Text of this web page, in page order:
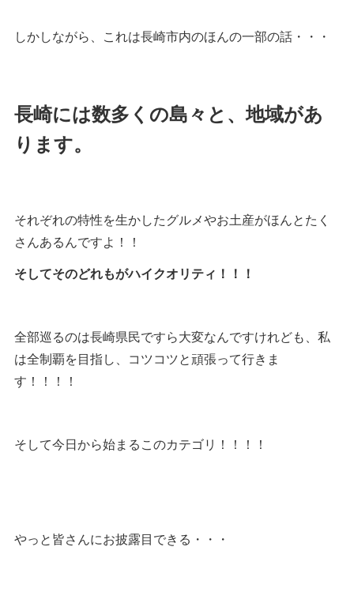
しかしながら、これは長崎市内のほんの一部の話・・・
長崎には数多くの島々と、地域があ
ります。
それぞれの特性を生かしたグルメやお土産がほんとたく
さんあるんですよ！！
そしてそのどれもがハイクオリティ！！！
全部巡るのは長崎県民ですら大変なんですけれども、私
は全制覇を目指し、コツコツと頑張って行きま
す！！！！
そして今日から始まるこのカテゴリ！！！！
やっと皆さんにお披露目できる・・・